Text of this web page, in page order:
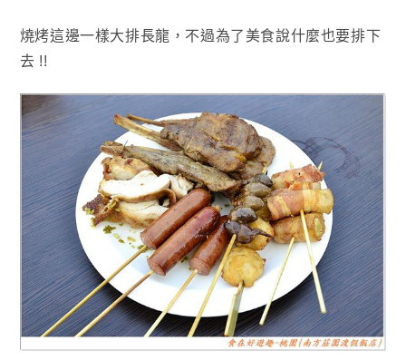
燒烤這邊一樣大排長龍，不過為了美食說什麼也要排下
去 !!